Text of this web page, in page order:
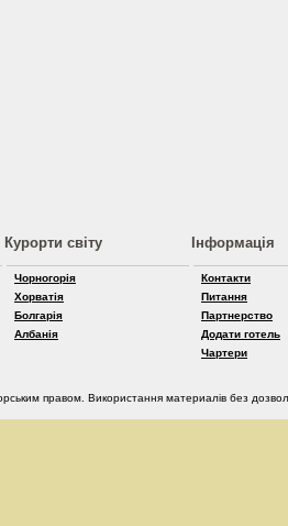
Курорти світу
Чорногорія
Хорватія
Болгарія
Албанія
Інформація
Контакти
Питання
Партнерство
Додати готель
Чартери
правом. Використання материалів без